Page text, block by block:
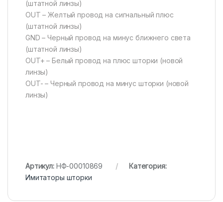
(штатной линзы)
OUT – Желтый провод на сигнальный плюс
(штатной линзы)
GND – Черный провод на минус ближнего света
(штатной линзы)
OUT+ – Белый провод на плюс шторки (новой
линзы)
OUT- – Черный провод на минус шторки (новой
линзы)
Артикул: НФ-00010869
Категория:
Имитаторы шторки